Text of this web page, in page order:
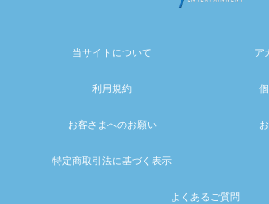
当サイトについて ア
利用規約
お客さまへのお願い
特定商取引法に基づく表示
よくあるご質問